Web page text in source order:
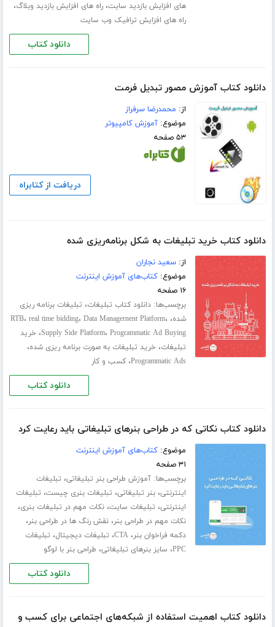
های افزایش بازدید سایت،راه های افزایش بازدید وبلاگ،
راه های افزایش ترافیک وب سایت
دانلود کتاب
دانلود کتاب آموزش مصور تبدیل فرمت
از: محمدرضا سرفراز
موضوع:آموزش کامپیوتر
۵۳ صفحه
دریافت از کتابراه
دانلود کتاب خرید تبلیغات به شکل برنامه‌ریزی شده
از:سعید نجاران
موضوع:کتاب‌های آموزش اینترنت
۱۶ صفحه
برچسب‌ها:دانلود کتاب تبلیغات، تبلیغات برنامه ریزی
شده، RTB، real time bidding، Data Managernent Platform،
Supply Side Platform، Programmatic Ad Buying ، خرید
تبلیغات، خرید تبلیغات به صورت برنامه ریزی شده،
Programmatic Ads،کسب و کار
دانلود کتاب
دانلود کتاب نکاتی که در طراحی بنرهای تبلیغاتی باید رعایت کرد
موضوع:کتاب‌های آموزش اینترنت
۳۱ صفحه
برچسب‌ها:آموزش طراحی بنر تبلیغاتی، تبلیغات
اینترنتی،بنر تبلیغاتی، تبلیغات بنری چیست، تبلیغات
اینترنتی، تبلیغات سایت،نکات مهم در تبلیغات بنری،
نکات مهم در طراحی بنر،نقش رنگ ها در طراحی بنر،
دکمه فراخوان بنر،CTA، تبلیغات دیجیتال، تبلیغات
PPC، سایز بنرهای تبلیغاتی، طراحی بنر با لوگو
دانلود کتاب
دانلود کتاب اهمیت استفاده از شبکه‌های اجتماعی برای کسب و